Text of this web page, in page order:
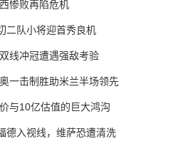
惨败再陷危机
二队小将迎首秀良机
线冲冠遭遇强敌考验
一击制胜助米兰半场领先
与10亿估值的巨大鸿沟
德入视线，维萨恐遭清洗